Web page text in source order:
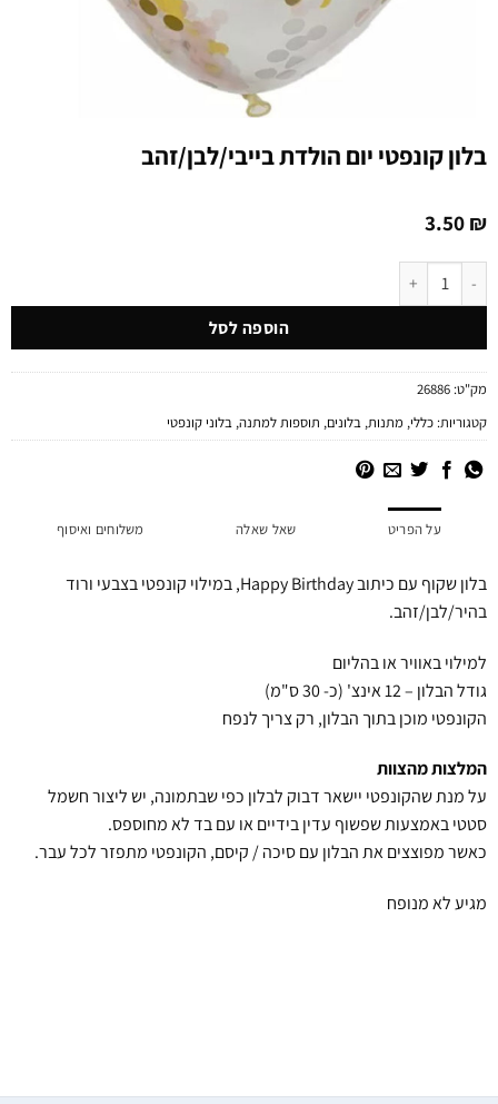
בלון קונפטי יום הולדת בייבי/לבן/זהב
3.50₪
כמות של בלון קונפטי יום הולדת בייבי/לבן/זהב
הוספה לסל
מק"ט:26886
קטגוריות:כללי,מתנות,בלונים,תוספות למתנה,בלוני קונפטי
על הפריט שאל שאלה משלוחים ואיסוף
בלון שקוף עם כיתוב Happy Birthday, במילוי קונפטי בצבעי ורוד
בהיר/לבן/זהב.
למילוי באוויר או בהליום
גודל הבלון – 12 אינצ' (כ- 30 ס"מ)
הקונפטי מוכן בתוך הבלון, רק צריך לנפח
המלצות מהצוות
על מנת שהקונפטי יישאר דבוק לבלון כפי שבתמונה, יש ליצור חשמל
סטטי באמצעות שפשוף עדין בידיים או עם בד לא מחוספס.
כאשר מפוצצים את הבלון עם סיכה / קיסם, הקונפטי מתפזר לכל עבר.
מגיע לא מנופח